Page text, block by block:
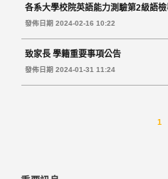
各系大學校院英語能力測驗第2級語
發佈日期 2024-02-16 10:22
致家長 學籍重要事項公告
發佈日期 2024-01-31 11:24
1